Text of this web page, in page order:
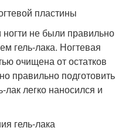
пластины
ногти не были правильно
гель-лака. Ногтевая
очищена от остатков
правильно подготовить
лак легко наносился и
гель-лака